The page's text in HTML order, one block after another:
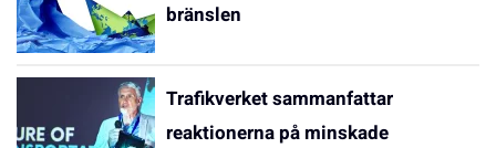
bränslen
Trafikverket sammanfattar
reaktionerna på minskade